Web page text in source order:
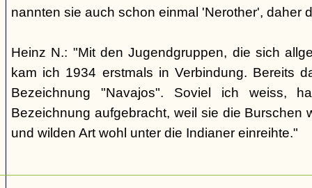
nannten sie auch schon einmal 'Nerother', daher
Heinz N.: "Mit den Jugendgruppen, die sich
kam ich 1934 erstmals in Verbindung. Bereits
Bezeichnung "Navajos". Soviel ich weiss,
Bezeichnung aufgebracht, weil sie die Burschen
und wilden Art wohl unter die Indianer einreihte."